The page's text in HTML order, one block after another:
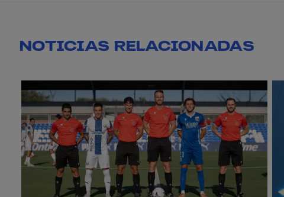
NOTICIAS RELACIONADAS